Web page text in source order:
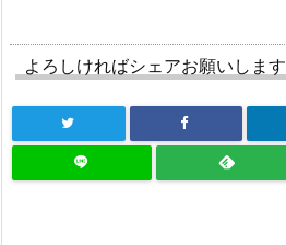
よろしければシェアお願いします